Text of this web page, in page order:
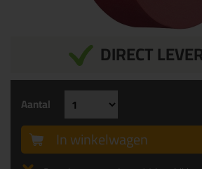
DIRECT
Aantal
In winkelwagen